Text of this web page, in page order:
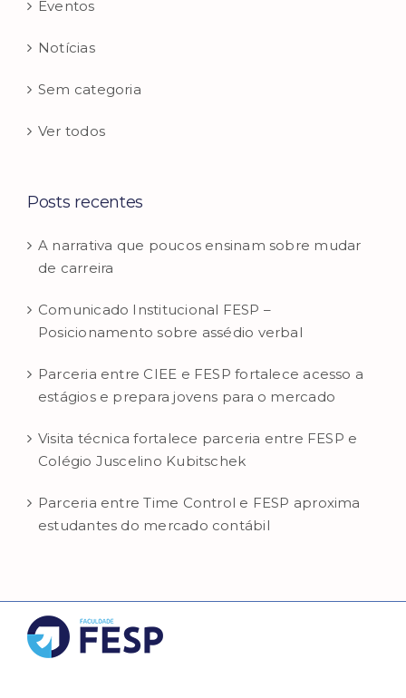
Eventos
Notícias
Sem categoria
Ver todos
Posts recentes
A narrativa que poucos ensinam sobre mudar
de carreira
Comunicado Institucional FESP –
Posicionamento sobre assédio verbal
Parceria entre CIEE e FESP fortalece acesso a
estágios e prepara jovens para o mercado
Visita técnica fortalece parceria entre FESP e
Colégio Juscelino Kubitschek
Parceria entre Time Control e FESP aproxima
estudantes do mercado contábil